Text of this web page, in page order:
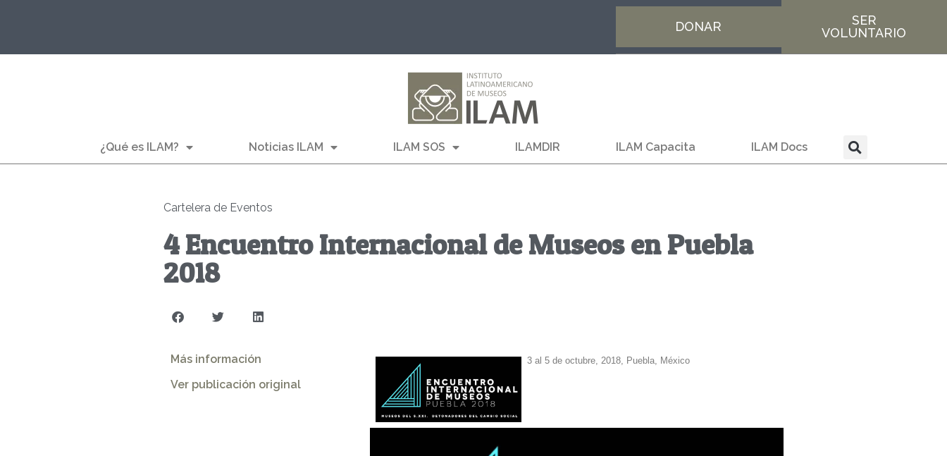
DONAR
SER
VOLUNTARIO
¿Qué es ILAM? Noticias ILAM ILAM SOS ILAMDIR ILAM Capacita ILAM Docs
Cartelera de Eventos
4 Encuentro Internacional de Museos en Puebla
2018
Más información
Ver publicación original
3 al 5 de octubre, 2018, Puebla, México